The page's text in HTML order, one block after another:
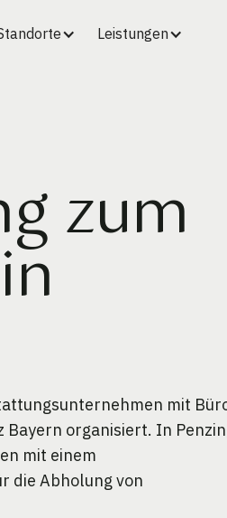
Leistungen
zum
mit
Bayern organisiert. In
mit einem
die Abholung von